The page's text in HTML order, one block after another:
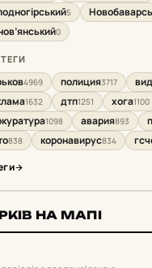
5
0
ТЕГИ
4969 полиция3717
1632 дтп1251 хога1100
1098 авария893
838 коронавирус834
НА МАПІ